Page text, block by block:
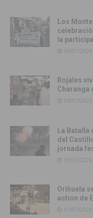
Los
la
06/07/2026
Rojales
Charanga
05/07/2026
La Batalla
del
jornada
03/07/2026
Orihuela
action de
01/07/2026